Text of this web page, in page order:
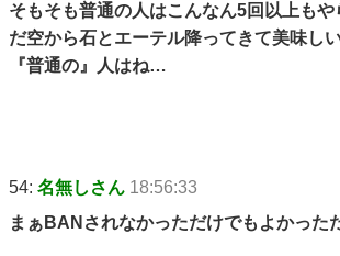
そもそも普通の人はこんなん5回以上も
だ空から石とエーテル降ってきて美味し
『普通の』人はね…
54: 名無しさん 18:56:33
まぁBANされなかっただけでもよかった